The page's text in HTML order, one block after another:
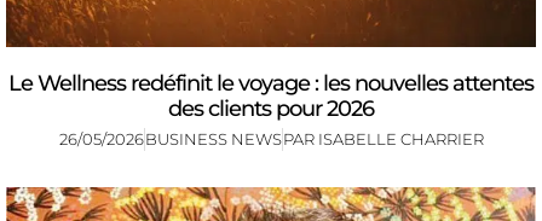
Le Wellness redéfinit le voyage : les nouvelles attentes
des clients pour 2026
26/05/2026BUSINESS NEWSPAR ISABELLE CHARRIER